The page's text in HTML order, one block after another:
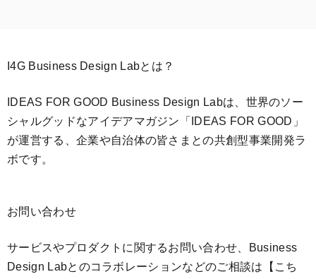
I4G Business Design Labとは？
IDEAS FOR GOOD Business Design Labは、世界のソー
シャルグッドなアイデアマガジン「IDEAS FOR GOOD」
が運営する、企業や自治体の皆さまとの共創型事業開発ラ
ボです。
お問い合わせ
サービスやプロダクトに関するお問い合わせ、Business
Design Labとのコラボレーションなどのご相談は 【こち